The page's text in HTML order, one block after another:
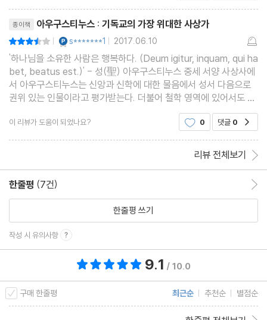
종이책 아우구스티누스 : 기독교의 가장 위대한 사상가
| s*******1 | 2017.06.10
'하나님을 소유한 사람은 행복하다. (Deum igitur, inquam, qui ha
bet, beatus est.)' - 성(聖) 아우구스티누스 중세 서양 사상사에
서 아우구스티누스는 신앙과 신학에 대한 물음에서 성서 다음으로
권위 있는 인물이라고 평가받는다. 더불어 철학 영역에 있어서도 빼
놓을 수 없는 교부철학의 핵심 인물이다. 신앙에 의존하지 않은 이성
의 사용을 거부한다는 점에서 '철학은 신학의 시녀
이 리뷰가 도움이 되었나요? 0 댓글 0
리뷰 전체보기
한줄평 (7건)
한줄평 쓰기
작성 시 유의사항
9.1 / 10.0
구매 한줄평 최근순 추천순 별점순